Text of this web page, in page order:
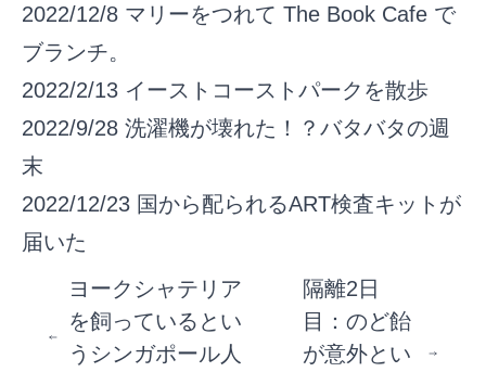
2022/12/8 マリーをつれて The Book Cafe で
ブランチ。
2022/2/13 イーストコーストパークを散歩
2022/9/28 洗濯機が壊れた！？バタバタの週
末
2022/12/23 国から配られるART検査キットが
届いた
ヨークシャテリア
を飼っているとい
うシンガポール人
隔離2日
目：のど飴
が意外とい